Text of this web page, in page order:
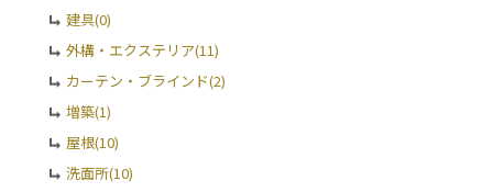
建具(0)
外構・エクステリア(11)
カーテン・ブラインド(2)
増築(1)
屋根(10)
洗面所(10)